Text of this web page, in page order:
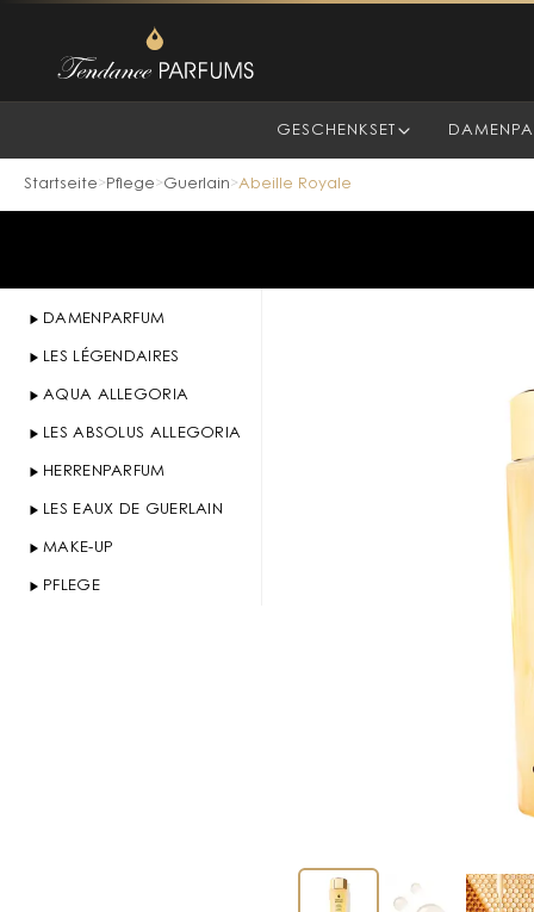
GESCHENKSET
Startseite> Pflege>Guerlain>Abeille Royale
DAMENPARFUM
LES LÉGENDAIRES
AQUA ALLEGORIA
LES ABSOLUS ALLEGORIA
HERRENPARFUM
LES EAUX DE GUERLAIN
MAKE-UP
PFLEGE